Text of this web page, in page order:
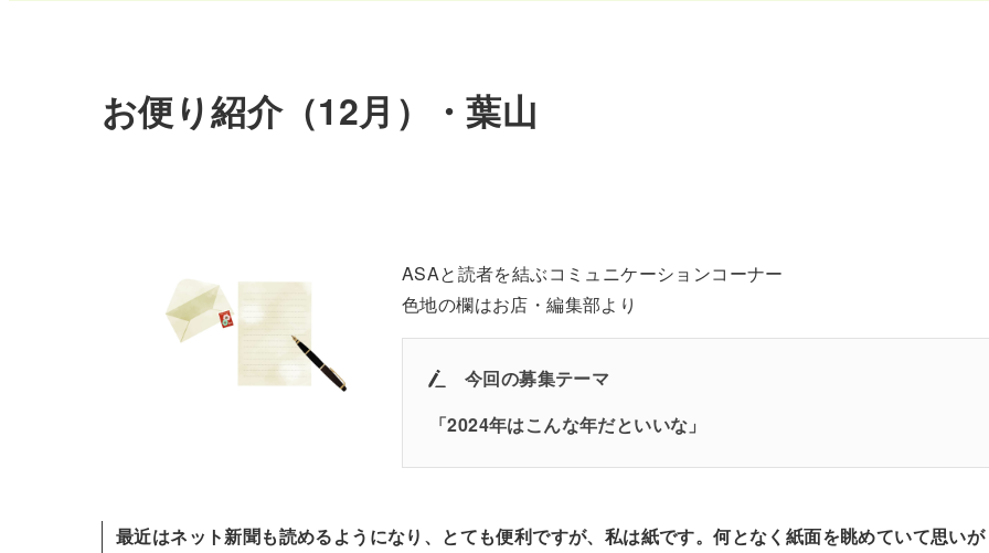
お便り紹介（12月）・葉山
ASAと読者を結ぶコミュニケーションコーナー
色地の欄はお店・編集部より
今回の募集テーマ
「2024年はこんな年だといいな」
最近はネット新聞も読めるようになり、とても便利ですが、私は紙です。何となく紙面を眺めていて思いが